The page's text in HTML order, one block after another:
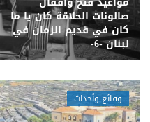
صالونات الحلاقة كان يا ما
كان في قديم الزمان في
لبنان -6-
وقائع وأحداث